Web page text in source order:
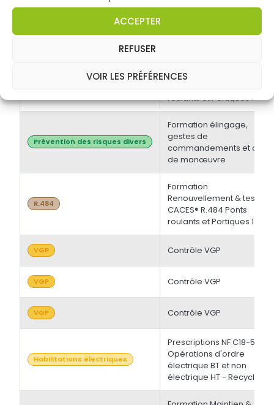
ACCEPTER
REFUSER
VOIR LES PRÉFÉRENCES
Manoeuvre -
Formation Initiale & tests
roulants et Portiques 1
Prévention des risques divers
Formation élingage,
gestes de
commandements et chef
de manœuvre
R.484
Formation
Renouvellement & tests
CACES® R.484 Ponts
roulants et Portiques 1
VGP Contrôle VGP
VGP Contrôle VGP
VGP Contrôle VGP
Habilitations électriques
Prescriptions NF C18-510 -
Opérations d'ordre
électrique BT et non
électrique HT - Recyclage